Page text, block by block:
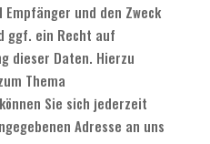
und den Zweck
ggf. ein Recht auf
dieser Daten. Hierzu
Thema
Sie sich jederzeit
Adresse an uns